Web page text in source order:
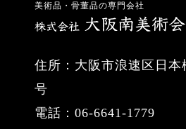
美術品・骨董品の専門会社
住所：大阪市浪速区日本
号
電話：06-6641-1779